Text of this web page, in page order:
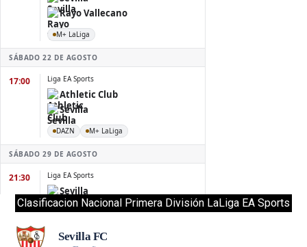
Clasificacion Nacional Primera División LaLiga EA Sports